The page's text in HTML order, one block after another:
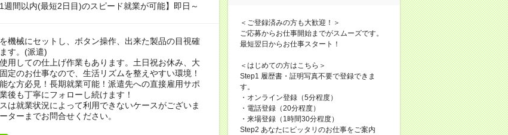
週間以内(最短2日目)のスピード就業が可能】即日～
機械にセットし、ボタン操作、出来た製品の目視確
す。(派遣)
用しての仕上げ作業もあります。土日祝お休み、大
定のお仕事なので、生活リズムを整えやすい環境！
な方必見！長期就業可能！派遣先への直接雇用サポ
後も丁寧にフォローし続けます！
は就業状況によって利用できないケースがございま
ターまでお問合せください。
＜ご登録済みの方も大歓迎！＞
ご応募からお仕事開始までがスムーズです。
最短翌日からお仕事スタート！
＜はじめての方はこちら＞
Step1 履歴書・証明写真不要で登録できま
す。
・オンライン登録（5分程度）
・電話登録（20分程度）
・来場登録（1時間30分程度）
Step2 あなたにピッタリのお仕事をご案内